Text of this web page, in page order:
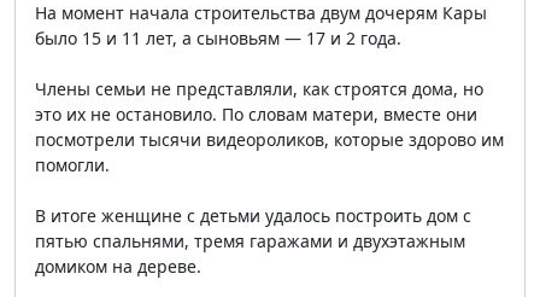
На момент начала строительства двум дочерям Кары
было 15 и 11 лет, а сыновьям — 17 и 2 года.
Члены семьи не представляли, как строятся дома, но
это их не остановило. По словам матери, вместе они
посмотрели тысячи видеороликов, которые здорово им
помогли.
В итоге женщине с детьми удалось построить дом с
пятью спальнями, тремя гаражами и двухэтажным
домиком на дереве.